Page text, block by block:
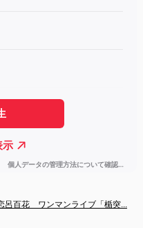
呂百花　ワンマンライブ「楯突...